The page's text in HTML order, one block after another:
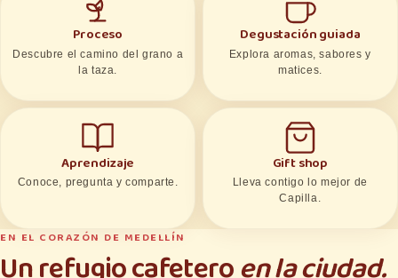
Proceso
Descubre el camino del grano a
la taza.
Degustación guiada
Explora aromas, sabores y
matices.
Aprendizaje
Conoce, pregunta y comparte.
Gift shop
Lleva contigo lo mejor de
Capilla.
EN EL CORAZÓN DE MEDELLÍN
Un refugio cafeteroen la ciudad.